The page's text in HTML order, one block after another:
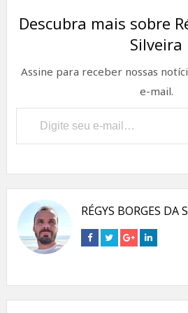
Descubra mais sobre
Silveira
Assine para receber nossas
e-mail.
Digite seu e-mail…
RÉGYS BORGES DA
Connect
on
Connect
on
Connect
on
Connect
on